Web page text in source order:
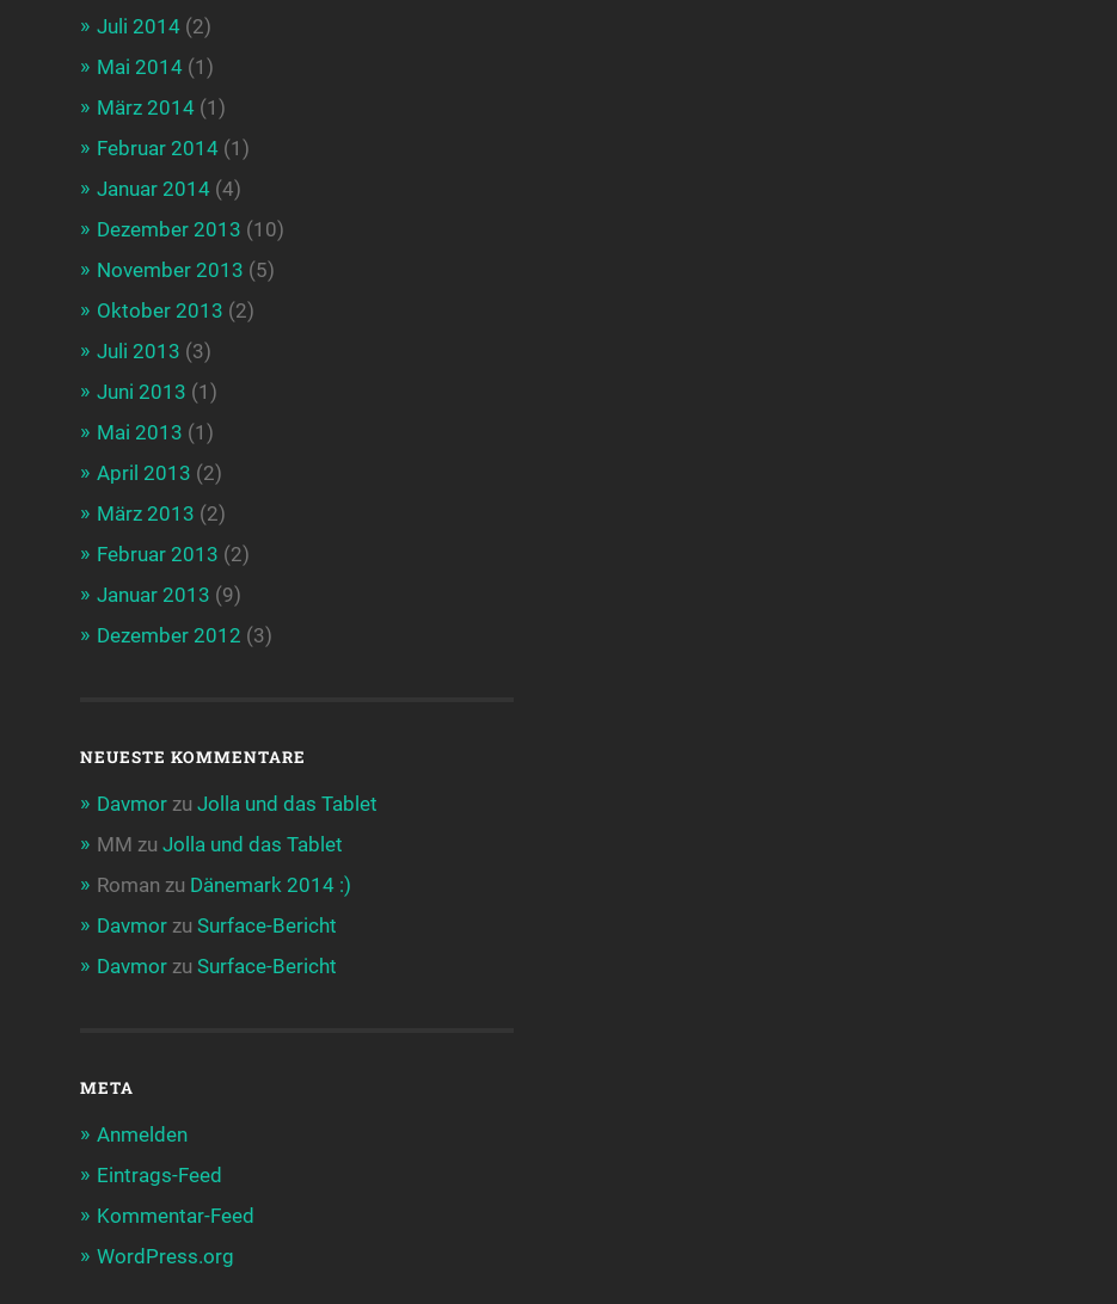
Juli 2014 (2)
Mai 2014 (1)
März 2014 (1)
Februar 2014 (1)
Januar 2014 (4)
Dezember 2013 (10)
November 2013 (5)
Oktober 2013 (2)
Juli 2013 (3)
Juni 2013 (1)
Mai 2013 (1)
April 2013 (2)
März 2013 (2)
Februar 2013 (2)
Januar 2013 (9)
Dezember 2012 (3)
NEUESTE KOMMENTARE
Davmor zuJolla und das Tablet
MM zuJolla und das Tablet
Roman zu Dänemark 2014 :)
Davmor zuSurface-Bericht
Davmor zuSurface-Bericht
META
Anmelden
Eintrags-Feed
Kommentar-Feed
WordPress.org